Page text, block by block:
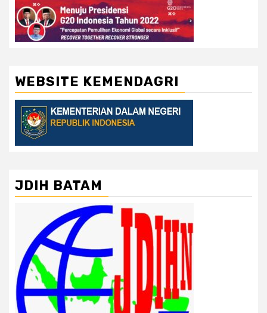
WEBSITE KEMENDAGRI
JDIH BATAM